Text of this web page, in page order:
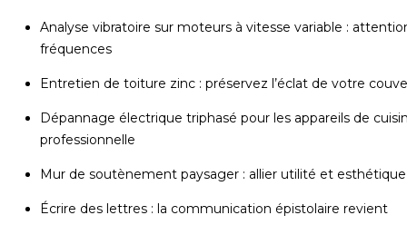
Analyse vibratoire sur moteurs à vitesse variable :
fréquences
Entretien de toiture zinc : préservez l’éclat de votre
Dépannage électrique triphasé pour les appareils de
professionnelle
Mur de soutènement paysager : allier utilité et esthétique
Écrire des lettres : la communication épistolaire revient